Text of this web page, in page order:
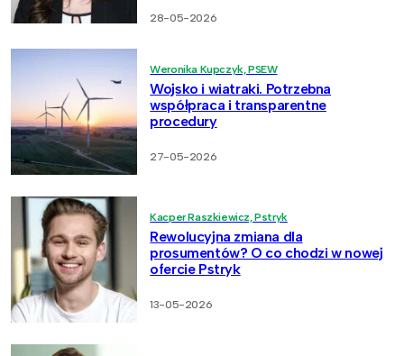
28-05-2026
Weronika Kupczyk, PSEW
Wojsko i wiatraki. Potrzebna
współpraca i transparentne
procedury
27-05-2026
Kacper Raszkiewicz, Pstryk
Rewolucyjna zmiana dla
prosumentów? O co chodzi w nowej
ofercie Pstryk
13-05-2026